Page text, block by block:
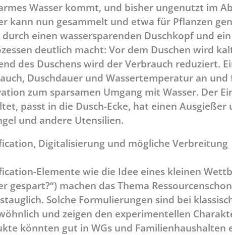
Wasser kommt, und bisher ungenutzt im
kann nun gesammelt und etwa für Pflanzen
durch einen wassersparenden Duschkopf und
deutlich macht: Vor dem Duschen wird
des Duschens wird der Verbrauch reduziert.
Duschdauer und Wassertemperatur an
zum sparsamen Umgang mit Wasser. Der
passt in die Dusch-Ecke, hat einen
und andere Utensilien.
Digitalisierung und mögliche Verbreitung
Elemente wie die Idee eines kleinen
gespart?“) machen das Thema
Solche Formulierungen sind bei
und zeigen den experimentellen
könnten gut in WGs und Familienhaushalten